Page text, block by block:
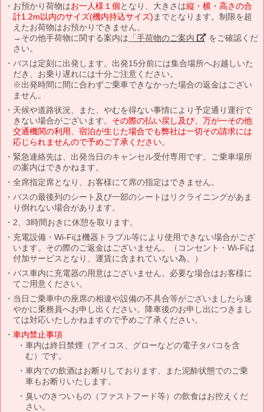
お預かり荷物はお一人様１個となり、大きさは縦・横・高さの合
計1.2m以内のサイズ(機内持込サイズ) までとなります。制限を超
えたお荷物はお預かりできません。
→その他手荷物に関する案内は 「手荷物のご案内」 をご確認くだ
さい。
バスは定刻に出発します。出発15分前には集合場所へお越しいた
だき、お乗り遅れには十分ご注意ください。
※出発時間に間に合わずご乗車できなかった場合の返金はござい
ません。
天候や道路状況、また、やむを得ない事情により予定通り運行で
きない場合がございます。 その際の払い戻し及び、万が一その他
交通機関の利用、宿泊が生じた場合でも弊社は一切その請求には
応じられませんので予めご了承ください。
緊急連絡先は、出発当日のキャンセル受付専用です。ご乗車場所
の案内はできかねます。
全席指定席となり、お客様にて席の指定はできません。
バスの最後列のシート及び一部のシートはリクライニングがあま
り倒れない場合があります。
2、3時間おきに休憩を取ります。
充電設備・Wi-Fiは機器トラブル等により使用できない場合がござ
います。その際のご返金はございません。（コンセント・Wi-Fiは
付加サービスとなり、運賃に含まれていない為。）
バス車内に充電器の用意はございません。必要な場合はお客様に
てご用意ください。
当日ご乗車中の座席の相違や設備の不具合等がございましたら速
やかに乗務員へお申し出ください。降車後のお申し出につきまし
ては対応いたしかねますので予めご了承ください。
車内禁止事項
車内は終日禁煙（アイコス、グローなどの電子タバコを含
む）です。
車内での飲酒はお断りしております、また泥酔状態でのご乗
車もお断りいたします。
臭いのきついもの（ファストフード等）の飲食はお控えくだ
さい。